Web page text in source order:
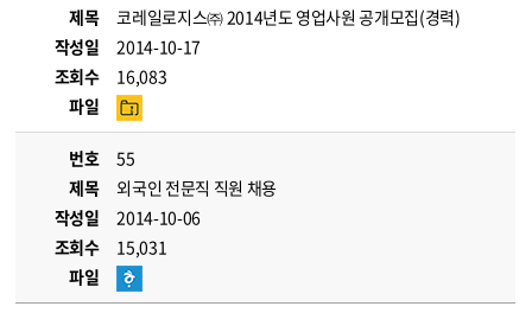
제목
코레일로지스㈜ 2014년도 영업사원 공개모집(경력)
작성일
2014-10-17
조회수
16,083
파일
번호
55
제목
외국인 전문직 직원 채용
작성일
2014-10-06
조회수
15,031
파일